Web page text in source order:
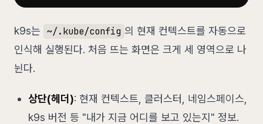
k9s는 ~/.kube/config 의 현재 컨텍스트를 자동으로
인식해 실행된다. 처음 뜨는 화면은 크게 세 영역으로 나
뉜다.
상단(헤더): 현재 컨텍스트, 클러스터, 네임스페이스,
k9s 버전 등 "내가 지금 어디를 보고 있는지" 정보.